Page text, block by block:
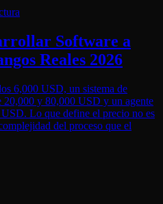
Software a
Reales 2026
6,000 USD, un sistema de
20,000 y 80,000 USD y un agente
Lo que define el precio no es
del proceso que el